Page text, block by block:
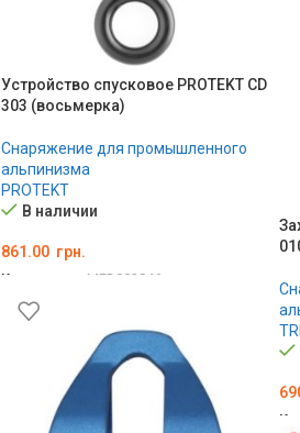
Устройство спусковое PROTEKT CD
303 (восьмерка)
Снаряжение для промышленного
альпинизма
PROTEKT
В наличии
861.00 грн.
Код товара: MED002846
В КОРЗИНУ